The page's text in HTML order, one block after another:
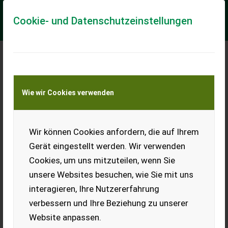
Cookie- und Datenschutzeinstellungen
Wie wir Cookies verwenden
Wir können Cookies anfordern, die auf Ihrem
Gerät eingestellt werden. Wir verwenden
Cookies, um uns mitzuteilen, wenn Sie
unsere Websites besuchen, wie Sie mit uns
interagieren, Ihre Nutzererfahrung
verbessern und Ihre Beziehung zu unserer
Website anpassen.
Meine Transportkostenanfrage
Transport von Land- und Baumaschinen –
KEINE Tiertransporte
Aebi AM 41
EUR 0